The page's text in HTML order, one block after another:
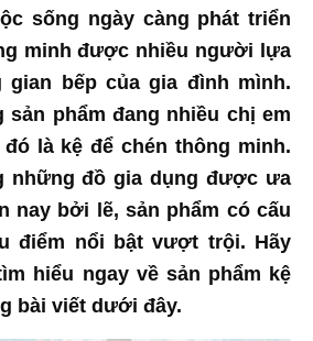
sống ngày càng phát triển
minh được nhiều người lựa
gian bếp của gia đình mình.
sản phẩm đang nhiều chị em
là kệ để chén thông minh.
những đồ gia dụng được ưa
nay bởi lẽ, sản phẩm có cấu
điểm nổi bật vượt trội. Hãy
hiểu ngay về sản phẩm kệ
bài viết dưới đây.